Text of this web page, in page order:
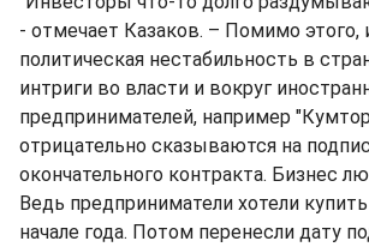
- отмечает Казаков. – Помимо этого,
политическая нестабильность в
интриги во власти и вокруг
предпринимателей, например
отрицательно сказываются на
окончательного контракта. Бизнес
Ведь предприниматели хотели
начале года. Потом перенесли дату